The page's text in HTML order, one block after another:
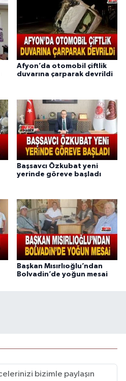
Afyon’da otomobil çiftlik
duvarına çarparak devrildi
Başsavcı Özkubat yeni
yerinde göreve başladı
Başkan Mısırlıoğlu’ndan
Bolvadin’de yoğun mesai